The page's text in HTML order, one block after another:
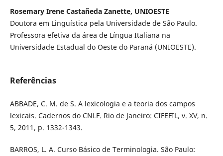
Rosemary Irene Castañeda Zanette, UNIOESTE
Doutora em Linguística pela Universidade de São Paulo.
Professora efetiva da área de Língua Italiana na
Universidade Estadual do Oeste do Paraná (UNIOESTE).
Referências
ABBADE, C. M. de S. A lexicologia e a teoria dos campos
lexicais. Cadernos do CNLF. Rio de Janeiro: CIFEFIL, v. XV, n.
5, 2011, p. 1332-1343.
BARROS, L. A. Curso Básico de Terminologia. São Paulo: